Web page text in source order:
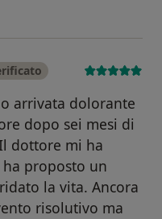
arrivata dolorante
dopo sei mesi di
dottore mi ha
proposto un
la vita. Ancora
risolutivo ma